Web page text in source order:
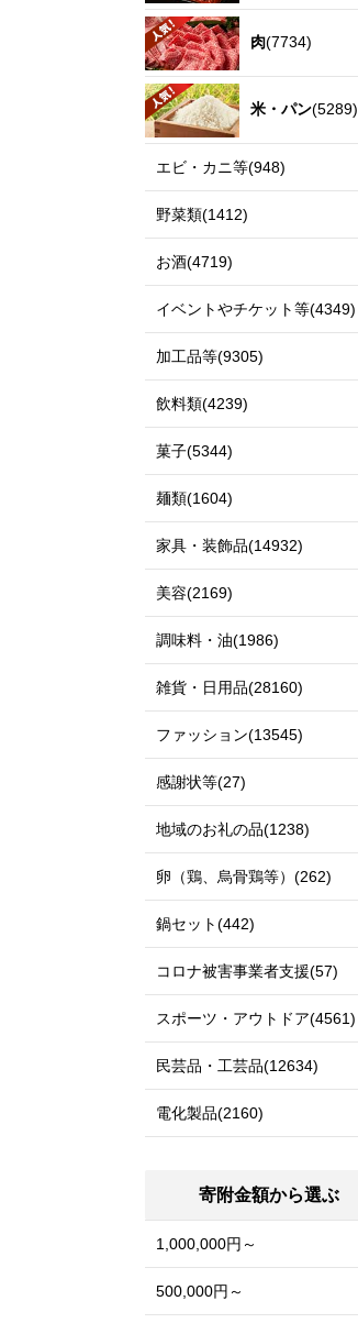
肉(7734)
米・パン(5289)
エビ・カニ等(948)
野菜類(1412)
お酒(4719)
イベントやチケット等(4349)
加工品等(9305)
飲料類(4239)
菓子(5344)
麺類(1604)
家具・装飾品(14932)
美容(2169)
調味料・油(1986)
雑貨・日用品(28160)
ファッション(13545)
感謝状等(27)
地域のお礼の品(1238)
卵（鶏、烏骨鶏等）(262)
鍋セット(442)
コロナ被害事業者支援(57)
スポーツ・アウトドア(4561)
民芸品・工芸品(12634)
電化製品(2160)
寄附金額から選ぶ
1,000,000円～
500,000円～